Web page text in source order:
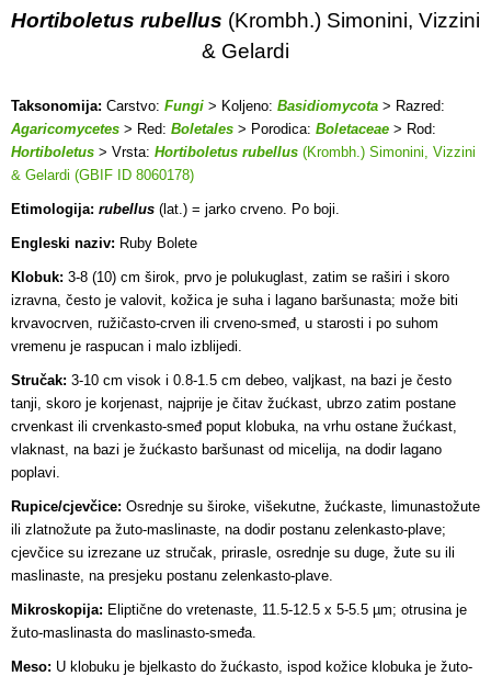
Hortiboletus rubellus (Krombh.) Simonini, Vizzini
& Gelardi
Taksonomija: Carstvo: Fungi > Koljeno: Basidiomycota > Razred:
Agaricomycetes > Red: Boletales > Porodica: Boletaceae > Rod:
Hortiboletus > Vrsta: Hortiboletus rubellus (Krombh.) Simonini, Vizzini
& Gelardi (GBIF ID 8060178)
Etimologija: rubellus (lat.) = jarko crveno. Po boji.
Engleski naziv: Ruby Bolete
Klobuk: 3-8 (10) cm širok, prvo je polukuglast, zatim se raširi i skoro
izravna, često je valovit, kožica je suha i lagano baršunasta; može biti
krvavocrven, ružičasto-crven ili crveno-smeđ, u starosti i po suhom
vremenu je raspucan i malo izblijedi.
Stručak: 3-10 cm visok i 0.8-1.5 cm debeo, valjkast, na bazi je često
tanji, skoro je korjenast, najprije je čitav žućkast, ubrzo zatim postane
crvenkast ili crvenkasto-smeđ poput klobuka, na vrhu ostane žućkast,
vlaknast, na bazi je žućkasto baršunast od micelija, na dodir lagano
poplavi.
Rupice/cjevčice: Osrednje su široke, višekutne, žućkaste, limunastožute
ili zlatnožute pa žuto-maslinaste, na dodir postanu zelenkasto-plave;
cjevčice su izrezane uz stručak, prirasle, osrednje su duge, žute su ili
maslinaste, na presjeku postanu zelenkasto-plave.
Mikroskopija: Eliptične do vretenaste, 11.5-12.5 x 5-5.5 µm; otrusina je
žuto-maslinasta do maslinasto-smeđa.
Meso: U klobuku je bjelkasto do žućkasto, ispod kožice klobuka je žuto-